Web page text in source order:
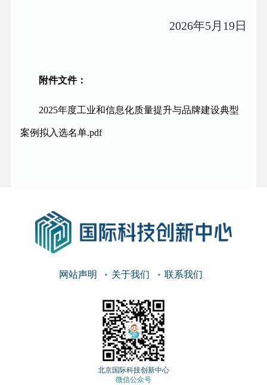
2026年5月19日
附件文件：
2025年度工业和信息化质量提升与品牌建设典型
案例拟入选名单.pdf
网站声明 关于我们 联系我们
北京国际科技创新中心
微信公众号